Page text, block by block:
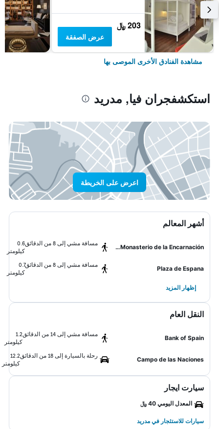
203 ﷼
عرض الصفقة
مشاهدة الفنادق الأخرى الموصى بها
استكشفجران فيا, مدريد
اعرض على الخريطة
أشهر المعالم
Real Monasterio de la Encarnación
مسافة مشي إلى 8 من الدقائق
0.6
كيلومتر
Plaza de Espana
مسافة مشي إلى 8 من الدقائق
0.7
كيلومتر
إظهار المزيد
النقل العام
Bank of Spain
مسافة مشي إلى 14 من الدقائق
1.2
كيلومتر
Campo de las Naciones
رحلة بالسيارة إلى 18 من الدقائق
12.2
كيلومتر
سيارت ايجار
المعدل اليومي 40 ﷼
سيارات للاستئجار في مدريد